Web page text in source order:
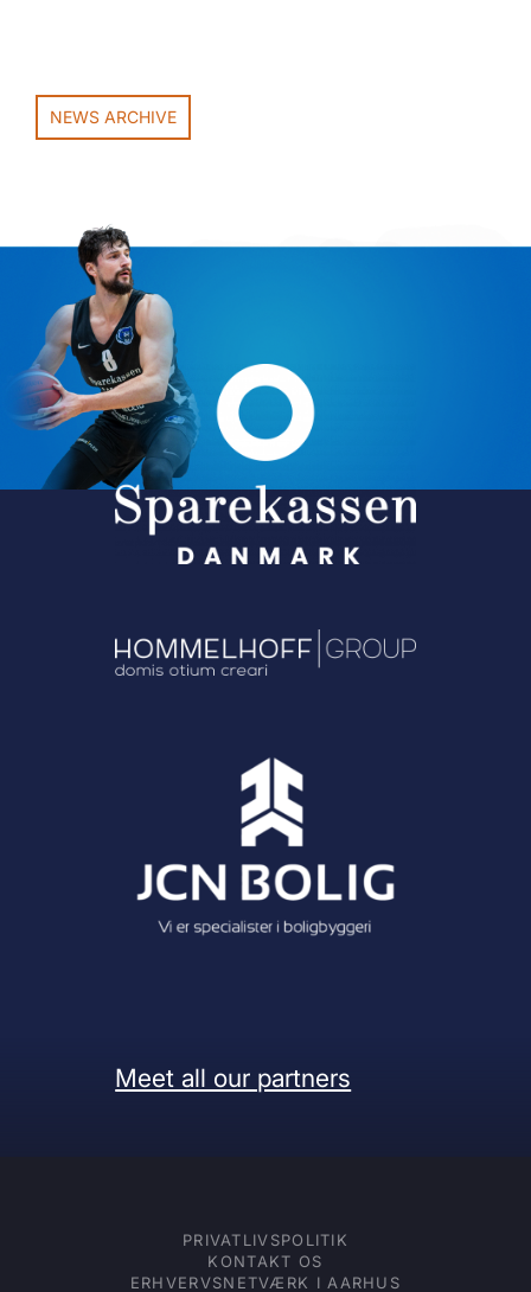
NEWS ARCHIVE
Meet all our partners
PRIVATLIVSPOLITIK
KONTAKT OS
ERHVERVSNETVÆRK I AARHUS